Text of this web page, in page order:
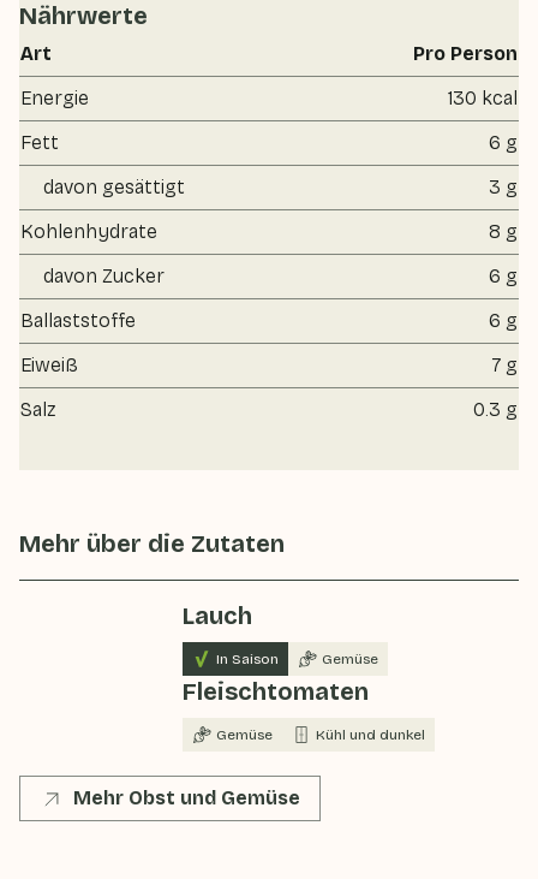
Nährwerte
Art
Pro Person
Energie
130 kcal
Fett
6 g
davon gesättigt
3 g
Kohlenhydrate
8 g
davon Zucker
6 g
Ballaststoffe
6 g
Eiweiß
7 g
Salz
0.3 g
Mehr über die Zutaten
Lauch
In Saison Gemüse
Fleischtomaten
Gemüse Kühl und dunkel
Mehr Obst und Gemüse